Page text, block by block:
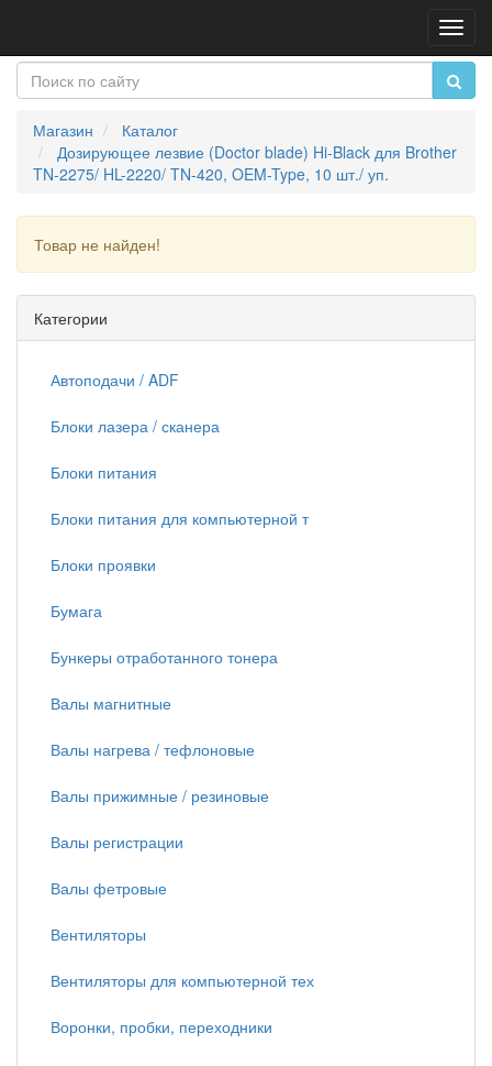
Магазин
Каталог
Дозирующее лезвие (Doctor blade) Hi-Black для Brother
TN-2275/ HL-2220/ TN-420, OEM-Type, 10 шт./ уп.
Товар не найден!
Категории
Автоподачи / ADF
Блоки лазера / сканера
Блоки питания
Блоки питания для компьютерной т
Блоки проявки
Бумага
Бункеры отработанного тонера
Валы магнитные
Валы нагрева / тефлоновые
Валы прижимные / резиновые
Валы регистрации
Валы фетровые
Вентиляторы
Вентиляторы для компьютерной тех
Воронки, пробки, переходники